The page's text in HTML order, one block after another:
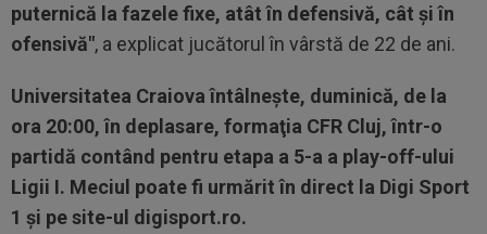
puternică la fazele fixe, atât în defensivă, cât şi în
ofensivă", a explicat jucătorul în vârstă de 22 de ani.
Universitatea Craiova întâlneşte, duminică, de la
ora 20:00, în deplasare, formaţia CFR Cluj, într-o
partidă contând pentru etapa a 5-a a play-off-ului
Ligii I. Meciul poate fi urmărit în direct la Digi Sport
1 și pe site-ul digisport.ro.